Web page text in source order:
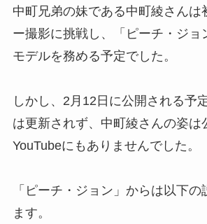
中町兄弟の妹である中町綾さんは
ー撮影に挑戦し、「ピーチ・ジョ
モデルを務める予定でした。
しかし、2月12日に公開される予
は更新されず、中町綾さんの姿は
YouTubeにもありませんでした。
「ピーチ・ジョン」からは以下
ます。